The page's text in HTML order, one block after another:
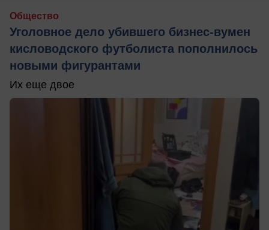
Общество
Уголовное дело убившего бизнес-вумен
кисловодского футболиста пополнилось
новыми фигурантами
Их еще двое